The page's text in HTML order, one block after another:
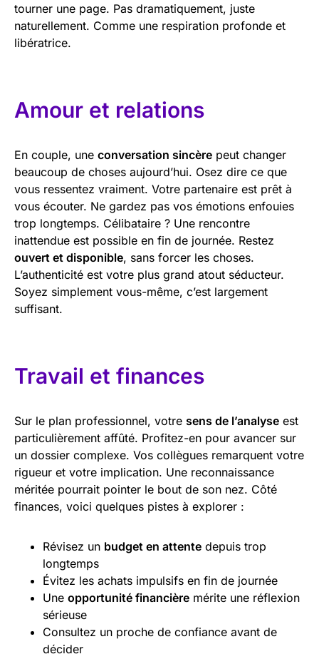
tourner une page. Pas dramatiquement, juste
naturellement. Comme une respiration profonde et
libératrice.
Amour et relations
En couple, une conversation sincère peut changer
beaucoup de choses aujourd’hui. Osez dire ce que
vous ressentez vraiment. Votre partenaire est prêt à
vous écouter. Ne gardez pas vos émotions enfouies
trop longtemps. Célibataire ? Une rencontre
inattendue est possible en fin de journée. Restez
ouvert et disponible, sans forcer les choses.
L’authenticité est votre plus grand atout séducteur.
Soyez simplement vous-même, c’est largement
suffisant.
Travail et finances
Sur le plan professionnel, votre sens de l’analyse est
particulièrement affûté. Profitez-en pour avancer sur
un dossier complexe. Vos collègues remarquent votre
rigueur et votre implication. Une reconnaissance
méritée pourrait pointer le bout de son nez. Côté
finances, voici quelques pistes à explorer :
Révisez un budget en attente depuis trop
longtemps
Évitez les achats impulsifs en fin de journée
Une opportunité financière mérite une réflexion
sérieuse
Consultez un proche de confiance avant de
décider